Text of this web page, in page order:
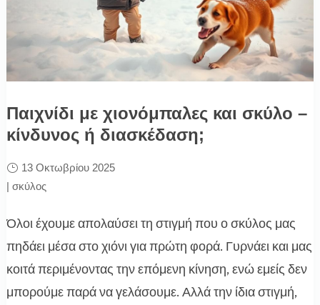
Παιχνίδι με χιονόμπαλες και σκύλο –
κίνδυνος ή διασκέδαση;
13 Οκτωβρίου 2025
| σκύλος
Όλοι έχουμε απολαύσει τη στιγμή που ο σκύλος μας
πηδάει μέσα στο χιόνι για πρώτη φορά. Γυρνάει και μας
κοιτά περιμένοντας την επόμενη κίνηση, ενώ εμείς δεν
μπορούμε παρά να γελάσουμε. Αλλά την ίδια στιγμή,